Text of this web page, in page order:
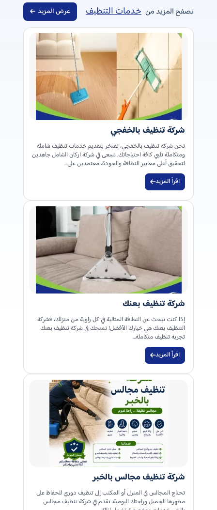
تصفح المزيد من خدمات التنظيف عرض المزيد
شركة تنظيف بالخفجي
نحن شركة تنظيف بالخفجي، نفتخر بتقديم خدمات تنظيف شاملة
ومتكاملة تلبي كافة احتياجاتك. نسعى في شركة اركان الشامل جاهدين
لتحقيق أعلى معايير النظافة والجودة، معتمدين على…
اقرأ المزيد
شركة تنظيف بعنك
إذا كنت تبحث عن النظافة المثالية في كل زاوية من منزلك، فشركة
التنظيف بعنك هي خيارك الأفضل! نمنحك في شركة تنظيف بعنك
تجربة تنظيف متكاملة…
اقرأ المزيد
شركة تنظيف مجالس بالخبر
تحتاج المجالس في المنزل أو المكتب إلى تنظيف دوري للحفاظ على
مظهرها الجميل وراحتك اليومية. نقدم في شركة تنظيف مجالس